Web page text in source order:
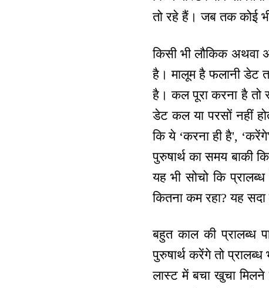
तो रहे हैं। जब तक कोई
किसी भी लौकिक अथवा
है। मालूम है फलानी डेट
है। कल पूरा करना है तो
डेट कल या परसों नहीं
कि ये ‘करना ही है',
पुरुषार्थ का समय बाकी
यह भी सोचो कि
कितना कम रहा? यह सदा
बहुत काल की प्रालब्ध
पुरुषार्थ करेंगे तो प्रालब्ध
लास्ट में बचा खुचा मिलने